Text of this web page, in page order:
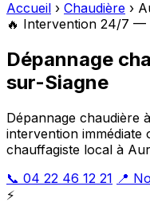
Accueil › Chaudière ›
🔥 Intervention 24/7 —
Dépannage
sur-Siagne
Dépannage chaudière
intervention immédiate
chauffagiste local à
📞 04 22 46 12 21 📍
⚡